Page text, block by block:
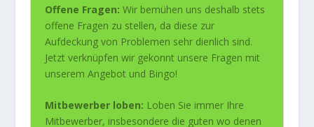
Offene Fragen: Wir bemühen uns deshalb stets
offene Fragen zu stellen, da diese zur
Aufdeckung von Problemen sehr dienlich sind.
Jetzt verknüpfen wir gekonnt unsere Fragen mit
unserem Angebot und Bingo!
Mitbewerber loben: Loben Sie immer Ihre
Mitbewerber, insbesondere die guten wo denen